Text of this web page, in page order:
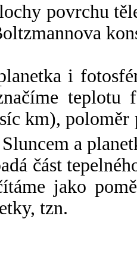
povrchu
i
km),
a
část
jako
tzn.